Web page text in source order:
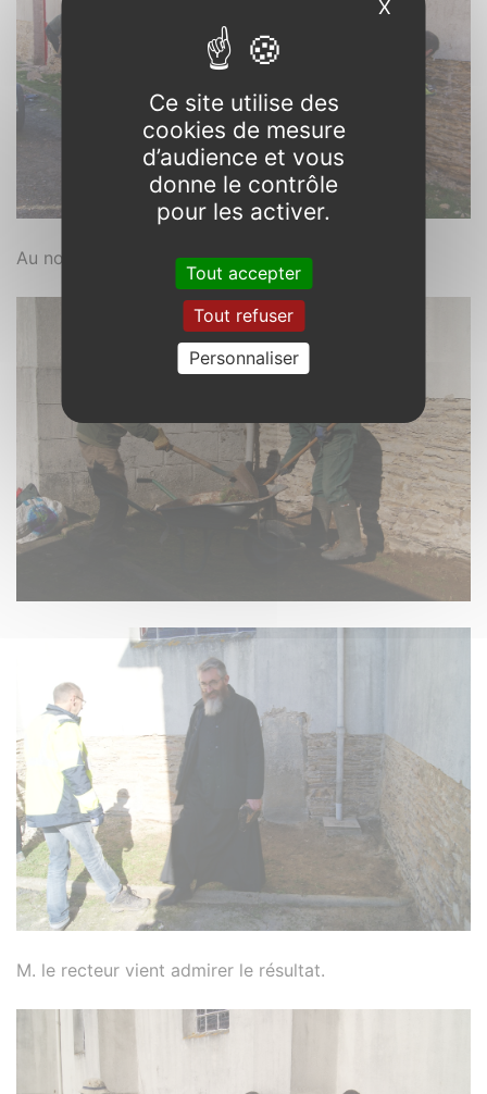
Au nord, il fait un peu plus frais, on se serre.
M. le recteur vient admirer le résultat.
Ce site utilise des
cookies de mesure
d’audience et vous
donne le contrôle
pour les activer.
Tout accepter
Tout refuser
Personnaliser
X Masquer